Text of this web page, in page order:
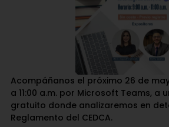
Acompáñanos el próximo 26 de
a 11:00 a.m. por Microsoft Teams, a
gratuito donde analizaremos en
Reglamento del CEDCA.